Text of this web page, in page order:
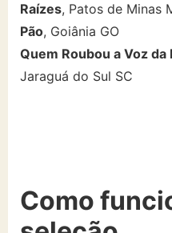
Raízes, Patos de Minas
Pão, Goiânia GO
Quem Roubou a Voz
Jaraguá do Sul SC
Como